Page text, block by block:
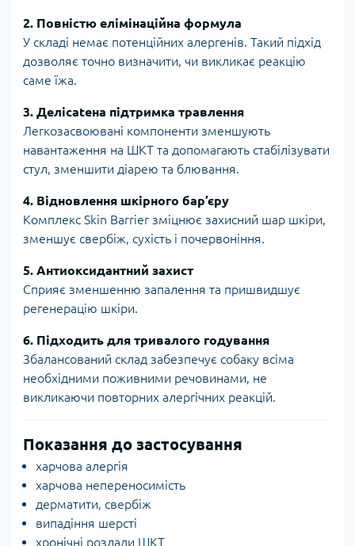
2. Повністю елімінаційна формула
У складі немає потенційних алергенів. Такий підхід
дозволяє точно визначити, чи викликає реакцію
саме їжа.
3. Делicateна підтримка травлення
Легкозасвоювані компоненти зменшують
навантаження на ШКТ та допомагають стабілізувати
стул, зменшити діарею та блювання.
4. Відновлення шкірного бар’єру
Комплекс Skin Barrier зміцнює захисний шар шкіри,
зменшує свербіж, сухість і почервоніння.
5. Антиоксидантний захист
Сприяє зменшенню запалення та пришвидшує
регенерацію шкіри.
6. Підходить для тривалого годування
Збалансований склад забезпечує собаку всіма
необхідними поживними речовинами, не
викликаючи повторних алергічних реакцій.
Показання до застосування
харчова алергія
харчова непереносимість
дерматити, свербіж
випадіння шерсті
хронічні розлади ШКТ